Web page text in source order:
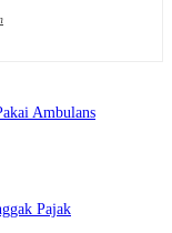
Ambulans
Pajak